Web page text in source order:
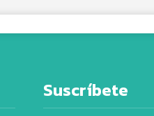
Suscríbete